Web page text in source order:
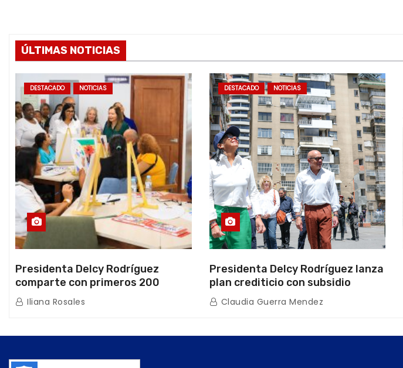
ÚLTIMAS NOTICIAS
DESTACADO NOTICIAS
Presidenta Delcy Rodríguez
comparte con primeros 200
beneficiarios de la nueva Casa de
los Abuelos “La Primavera” en
Iliana Rosales
DESTACADO NOTICIAS
Presidenta Delcy Rodríguez lanza
plan crediticio con subsidio
directo en encuentro con Juntas
de Condominio
Claudia Guerra Mendez